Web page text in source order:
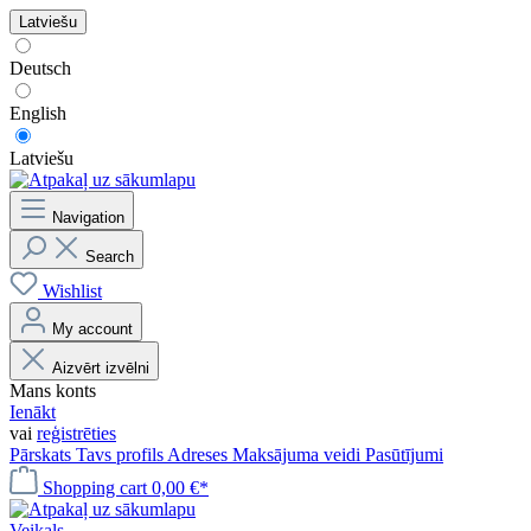
Latviešu
Deutsch
English
Latviešu
Navigation
Search
Wishlist
My account
Aizvērt izvēlni
Mans konts
Ienākt
vai reģistrēties
Pārskats Tavs profils Adreses Maksājuma veidi Pasūtījumi
Shopping cart 0,00 €*